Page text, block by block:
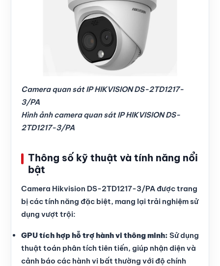
Camera quan sát IP HIKVISION DS-2TD1217-
3/PA
Hình ảnh camera quan sát IP HIKVISION DS-
2TD1217-3/PA
Thông số kỹ thuật và tính năng nổi
bật
Camera Hikvision DS-2TD1217-3/PA được trang
bị các tính năng đặc biệt, mang lại trải nghiệm sử
dụng vượt trội:
GPU tích hợp hỗ trợ hành vi thông minh: Sử dụng
thuật toán phân tích tiên tiến, giúp nhận diện và
cảnh báo các hành vi bất thường với độ chính